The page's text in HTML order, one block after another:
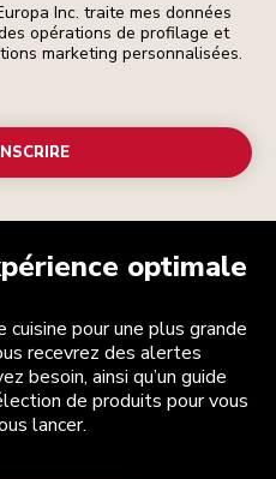
Inc. traite mes données
opérations de profilage et
marketing personnalisées.
optimale
pour une plus grande
recevrez des alertes
besoin, ainsi qu’un guide
de produits pour vous
lancer.